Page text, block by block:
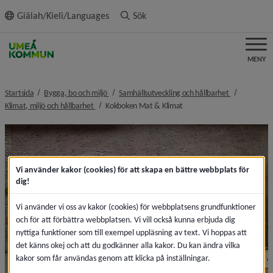
innehållet
Giälah/Kieli/Languages Sök
MENY
Startsida Bygga, bo och miljö nivå i brödsmulenavigeringen
Samhällsutveckling och hållbarhet nivå i
Klimat, miljö och hållbarhet nivå i brödsmulenavigeringen
Kokboken Mat & Klimat
Vi använder kakor (cookies) för att skapa en bättre webbplats för
dig!
Vi använder vi oss av kakor (cookies) för webbplatsens grundfunktioner
och för att förbättra webbplatsen. Vi vill också kunna erbjuda dig
nyttiga funktioner som till exempel uppläsning av text. Vi hoppas att
det känns okej och att du godkänner alla kakor. Du kan ändra vilka
kakor som får användas genom att klicka på inställningar.